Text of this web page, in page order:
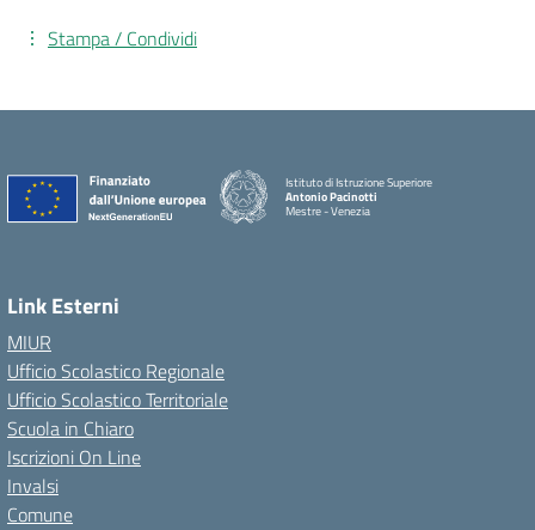
Stampa / Condividi
Istituto di Istruzione Superiore
Antonio Pacinotti
Mestre - Venezia
Link Esterni
MIUR
Ufficio Scolastico Regionale
Ufficio Scolastico Territoriale
Scuola in Chiaro
Iscrizioni On Line
Invalsi
Comune